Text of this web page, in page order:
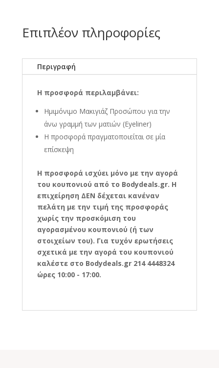
Επιπλέον πληροφορίες
Περιγραφή
Η προσφορά περιλαμβάνει:
Ημιμόνιμο Μακιγιάζ Προσώπου για την
άνω γραμμή των ματιών (Eyeliner)
Η προσφορά πραγματοποιείται σε μία
επίσκεψη
Η προσφορά ισχύει μόνο με την αγορά
του κουπονιού από το Bodydeals.gr. Η
επιχείρηση ΔΕΝ δέχεται κανέναν
πελάτη με την τιμή της προσφοράς
χωρίς την προσκόμιση του
αγορασμένου κουπονιού (ή των
στοιχείων του). Για τυχόν ερωτήσεις
σχετικά με την αγορά του κουπονιού
καλέστε στο Bodydeals.gr 214 4448324
ώρες 10:00 - 17:00.